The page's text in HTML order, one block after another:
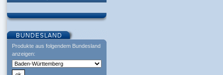
Produkte aus folgendem Bundesland
anzeigen: